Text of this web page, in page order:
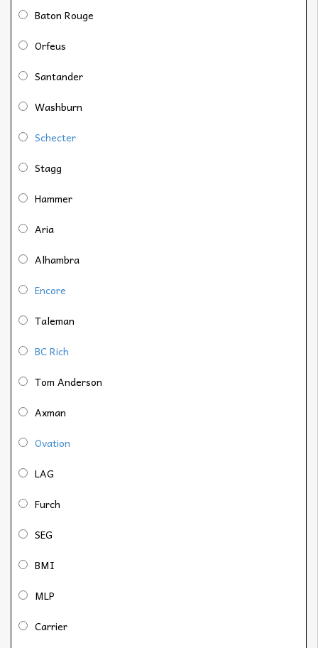
Baton Rouge
Orfeus
Santander
Washburn
Schecter
Stagg
Hammer
Aria
Alhambra
Encore
Taleman
BC Rich
Tom Anderson
Axman
Ovation
LAG
Furch
SEG
BMI
MLP
Carrier